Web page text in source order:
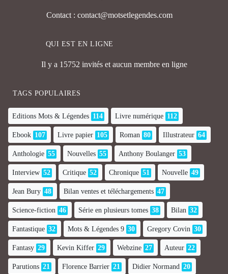
Contact : contact@motsetlegendes.com
QUI EST EN LIGNE
Il y a 15752 invités et aucun membre en ligne
TAGS POPULAIRES
Editions Mots & Légendes 114 Livre numérique 112
Ebook 107 Livre papier 105 Roman 80 Illustrateur 64
Anthologie 55 Nouvelles 55 Anthony Boulanger 53
Interview 52 Critique 52 Chronique 51 Nouvelle 49
Jean Bury 48 Bilan ventes et téléchargements 47
Science-fiction 46 Série en plusieurs tomes 38 Bilan 32
Fantastique 32 Mots & Légendes 9 30 Gregory Covin 30
Fantasy 29 Kevin Kiffer 29 Webzine 27 Auteur 22
Parutions 21 Florence Barrier 21 Didier Normand 20